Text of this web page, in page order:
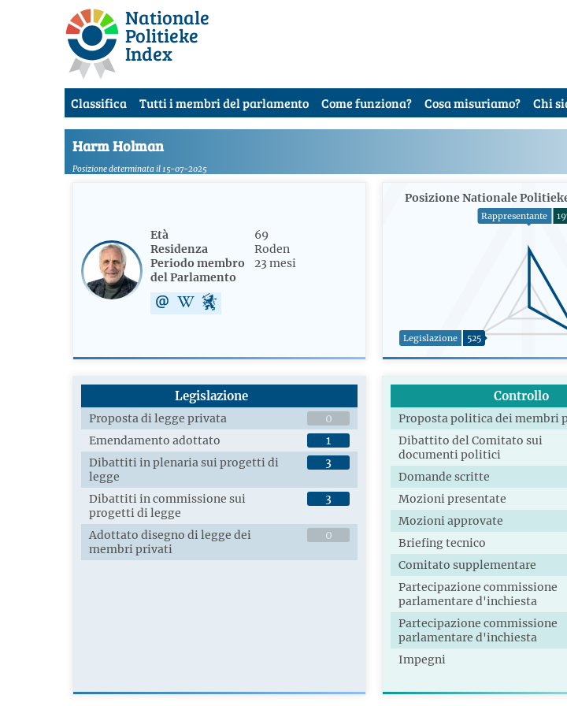
Nationale
Politieke
Index
Classifica Tutti i membri del parlamento Come funziona? Cosa misuriamo? Chi
Harm Holman
Posizione determinata il 15-07-2025
Età
69
Residenza
Roden
Periodo membro
del Parlamento
23 mesi
Posizione Nationale
Legislazione 525
Rappresentante
Legislazione
Proposta di legge privata
0
Emendamento adottato
1
Dibattiti in plenaria sui progetti di
legge
3
Dibattiti in commissione sui
progetti di legge
3
Adottato disegno di legge dei
membri privati
0
Controllo
Proposta politica dei membri
Dibattito del Comitato sui
documenti politici
Domande scritte
Mozioni presentate
Mozioni approvate
Briefing tecnico
Comitato supplementare
Partecipazione commissione
parlamentare d'inchiesta
Partecipazione commissione
parlamentare d'inchiesta
Impegni